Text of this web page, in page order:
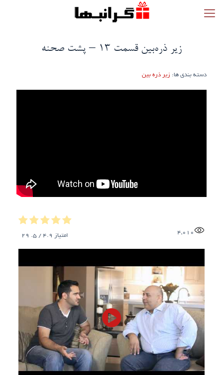
زیر ذره‌بین قسمت ۱۳ – پشت صحنه
دسته بندی ها: زیر ذره‌ بین
4,010 امتیاز 4.9
/ 5.
29